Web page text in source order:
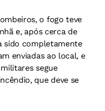
o fogo teve
e, após cerca de
sido completamente
enviadas ao local, e
segue
que deve se